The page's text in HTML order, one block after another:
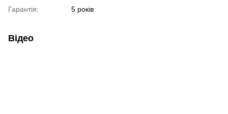
Гарантія:
5 років
Відео